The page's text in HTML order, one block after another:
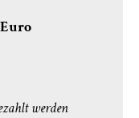
werden